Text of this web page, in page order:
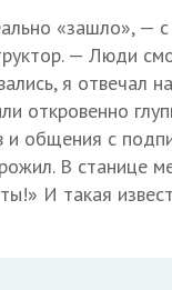
«зашло», — с
— Люди
я отвечал
откровенно
и общения с
В станице
И такая